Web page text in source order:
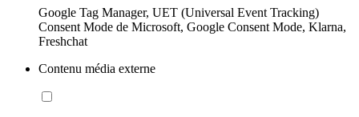
Google Tag Manager, UET (Universal Event Tracking)
Consent Mode de Microsoft, Google Consent Mode, Klarna,
Freshchat
Contenu média externe